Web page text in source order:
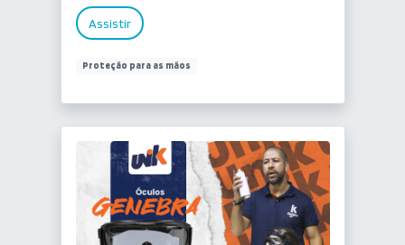
Assistir
Proteção para as mãos